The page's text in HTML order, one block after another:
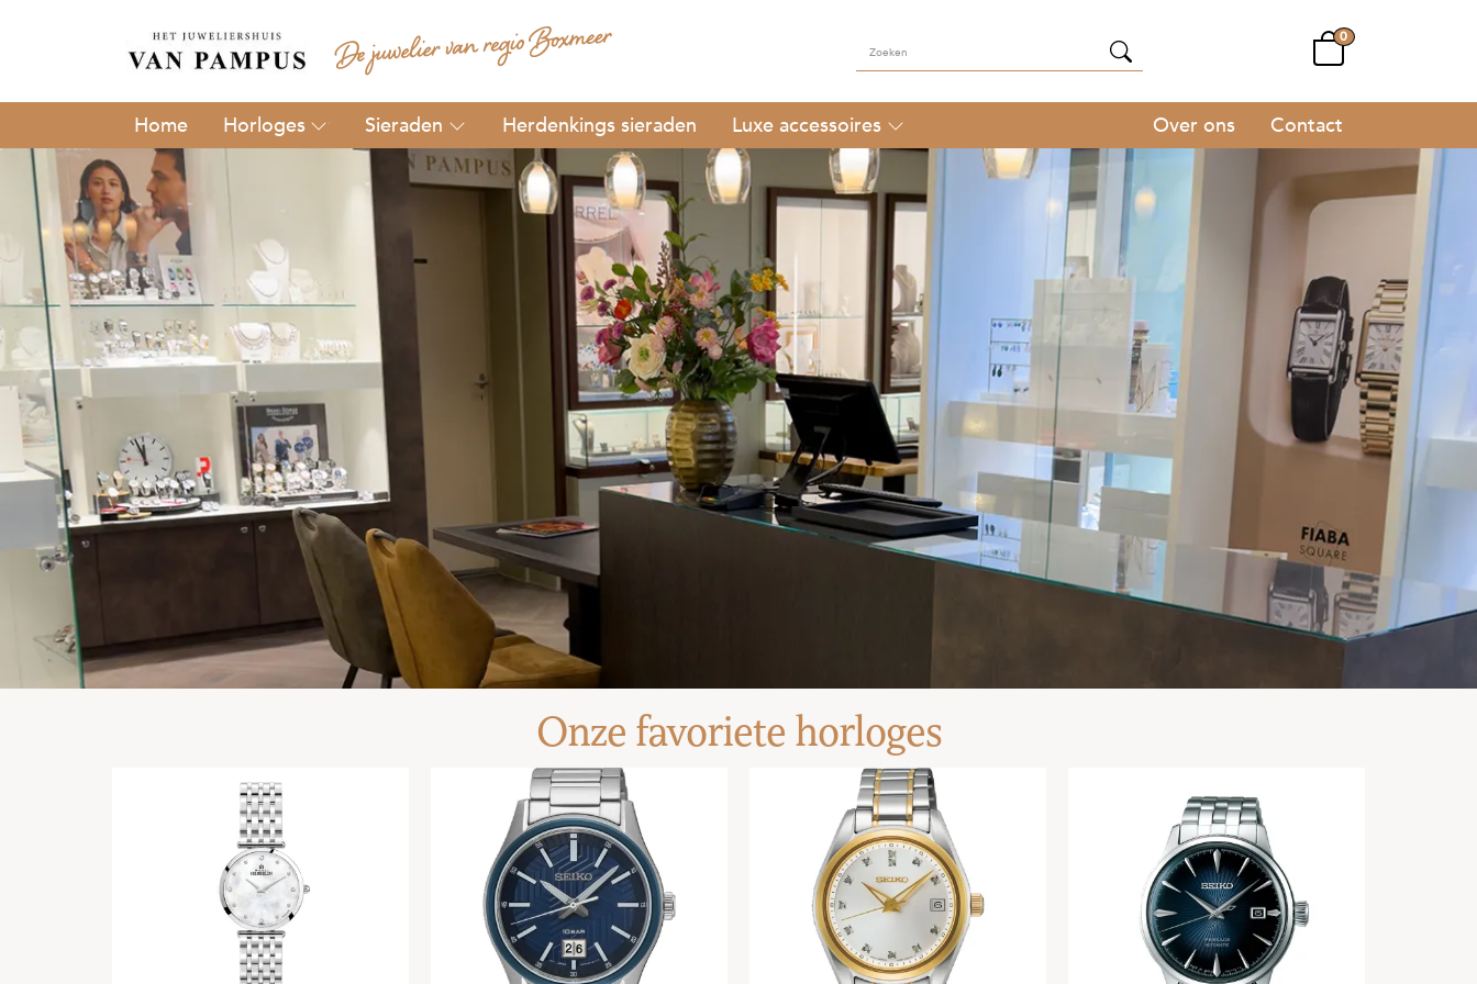
0
Horloges Sieraden Herdenkings sieraden Luxe accessoires Over ons Contact
Onze favoriete horloges
Maurice Lacroix 1975 751007-SS001-
130-3
Maurice Lacroix